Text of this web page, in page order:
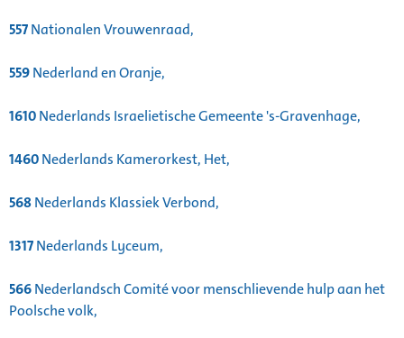
557Nationalen Vrouwenraad,
559Nederland en Oranje,
1610Nederlands Israelietische Gemeente 's-Gravenhage,
1460Nederlands Kamerorkest, Het,
568Nederlands Klassiek Verbond,
1317Nederlands Lyceum,
566Nederlandsch Comité voor menschlievende hulp aan het
Poolsche volk,